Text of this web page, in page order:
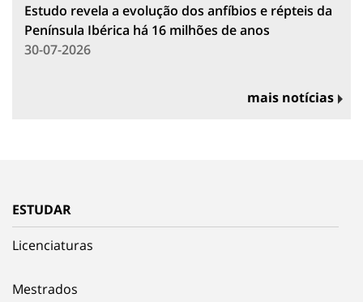
Estudo revela a evolução dos anfíbios e répteis da
Península Ibérica há 16 milhões de anos
30-07-2026
mais notícias
ESTUDAR
Licenciaturas
Mestrados